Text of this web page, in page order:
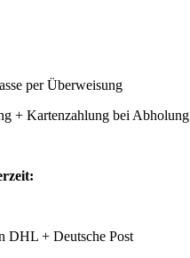
per Überweisung
+ Kartenzahlung bei Abholung
DHL + Deutsche Post